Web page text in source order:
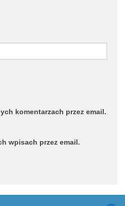
komentarzach przez email.
wpisach przez email.